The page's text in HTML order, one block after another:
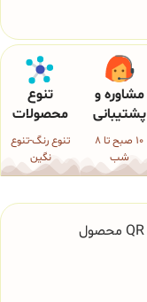
مشاوره و
پشتیبانی
10 صبح تا 8
شب
تنوع
محصولات
تنوع رنگ-تنوع
نگین